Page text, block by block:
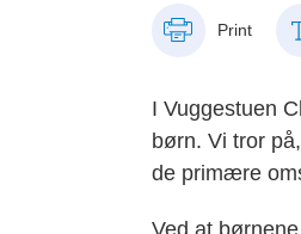
Print
I Vuggestuen
børn. Vi tror
de primære
Ved at